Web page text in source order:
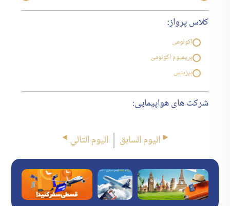
کلاس پرواز:
اکونومی
پریمیوم اکونومی
بیزینس
شرکت های هواپیمایی:
اليوم السابق اليوم التالي